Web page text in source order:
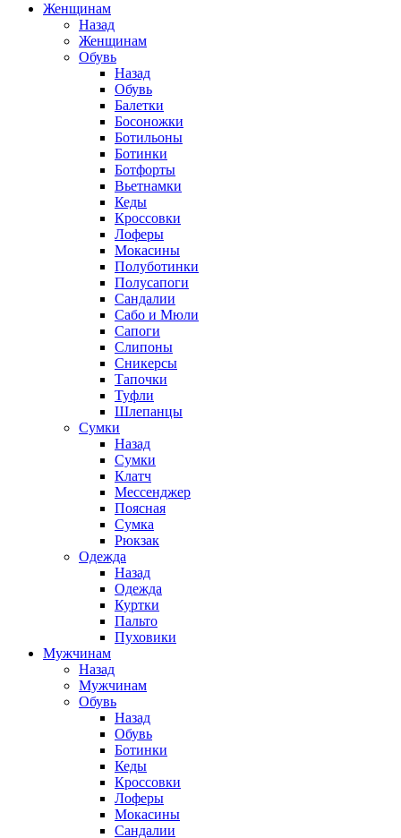
Женщинам
Назад
Женщинам
Обувь
Назад
Обувь
Балетки
Босоножки
Ботильоны
Ботинки
Ботфорты
Вьетнамки
Кеды
Кроссовки
Лоферы
Мокасины
Полуботинки
Полусапоги
Сандалии
Сабо и Мюли
Сапоги
Слипоны
Сникерсы
Тапочки
Туфли
Шлепанцы
Cумки
Назад
Cумки
Клатч
Мессенджер
Поясная
Сумка
Рюкзак
Одежда
Назад
Одежда
Куртки
Пальто
Пуховики
Мужчинам
Назад
Мужчинам
Обувь
Назад
Обувь
Ботинки
Кеды
Кроссовки
Лоферы
Мокасины
Сандалии